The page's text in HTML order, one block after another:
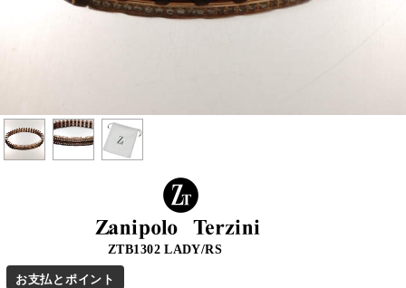
Zanipolo Terzini
ZTB1302 LADY/RS
お支払とポイント